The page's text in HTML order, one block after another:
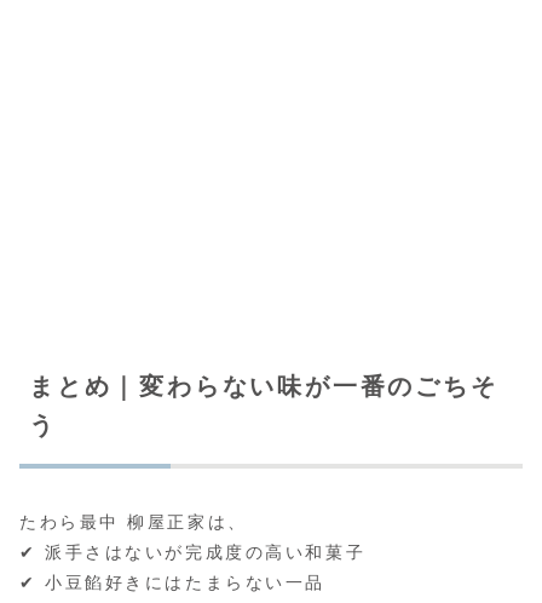
まとめ｜変わらない味が一番のごちそ
う
たわら最中 柳屋正家は、
✔ 派手さはないが完成度の高い和菓子
✔ 小豆餡好きにはたまらない一品